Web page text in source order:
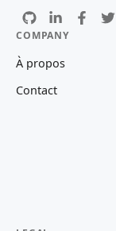
COMPANY
À propos
Contact